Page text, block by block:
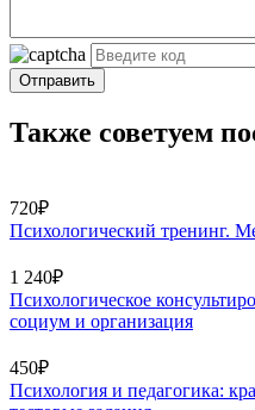
Отправить
Также советуем
720₽
Психологический тренинг.
1 240₽
Психологическое
социум и организация
450₽
Психология и педагогика: